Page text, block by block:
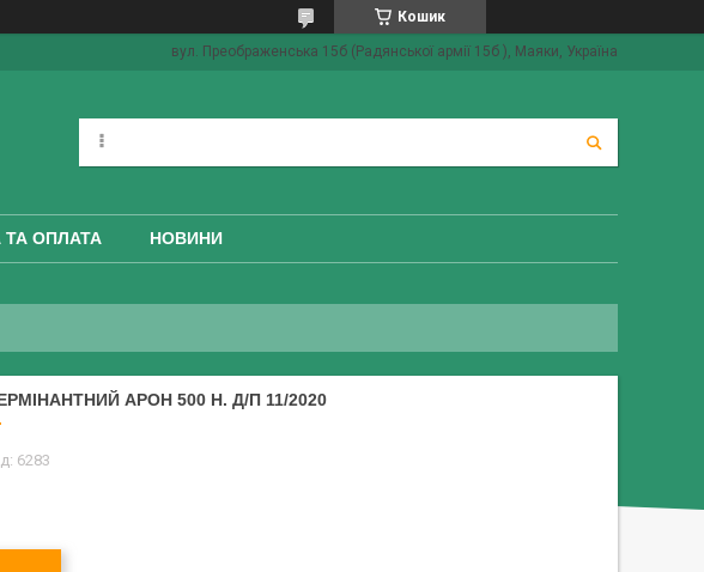
Кошик
вул. Преображенська 15б (Радянської армії 15б ), Маяки, Україна
ОПЛАТА НОВИНИ
АРОН 500 Н. Д/П 11/2020
6283